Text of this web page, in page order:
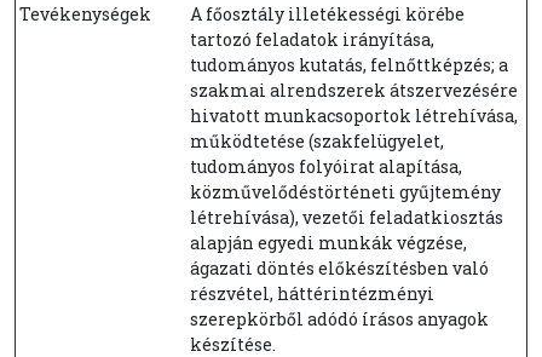
Tevékenységek
A főosztály illetékességi körébe
tartozó feladatok irányítása,
tudományos kutatás, felnőttképzés; a
szakmai alrendszerek átszervezésére
hivatott munkacsoportok létrehívása,
működtetése (szakfelügyelet,
tudományos folyóirat alapítása,
közművelődés­történeti gyűjtemény
létrehívása), vezetői feladatkiosztás
alapján egyedi munkák végzése,
ágazati döntés előkészítésben való
részvétel, háttérintézményi
szerepkörből adódó írásos anyagok
készítése.